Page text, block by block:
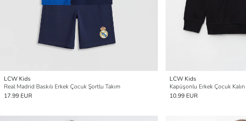
LCW Kids
Real Madrid Baskılı Erkek Çocuk Şortlu Takım
17.99 EUR
LCW Kids
Kapüşonlu Erkek Çocuk
10.99 EUR